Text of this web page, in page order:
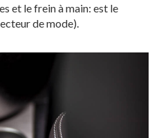
et le frein à main: est le
de mode).